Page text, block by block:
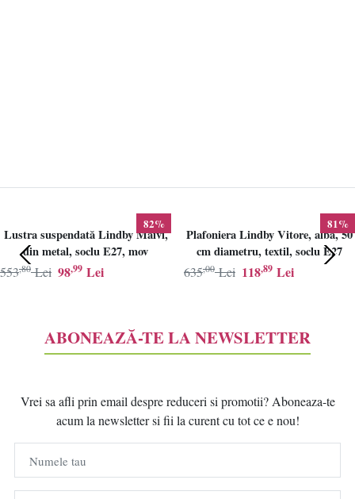
82%
Lustra suspendată Lindby Maivi,
din metal, soclu E27, mov
98,99 Lei
553,80 Lei
81%
Plafoniera Lindby Vitore, alba, 50
cm diametru, textil, soclu E27
118,89 Lei
635,00 Lei
ABONEAZĂ-TE LA NEWSLETTER
Vrei sa afli prin email despre reduceri si promotii? Aboneaza-te
acum la newsletter si fii la curent cu tot ce e nou!
Numele tau